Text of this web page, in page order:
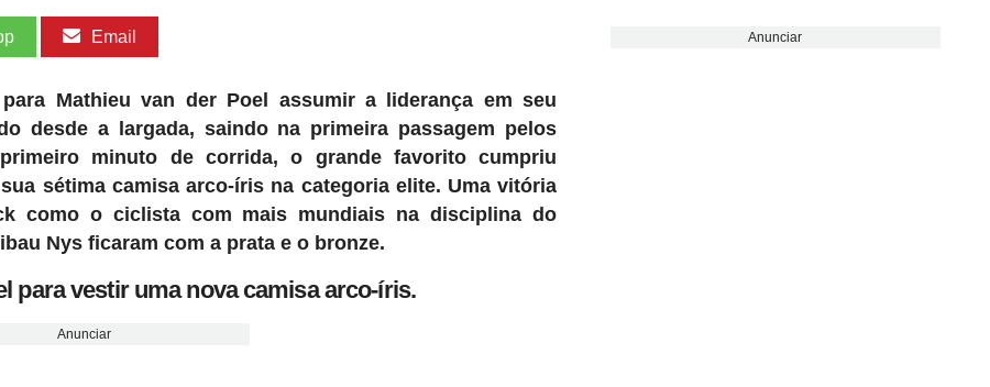
Email
Mathieu van der Poel assumir a liderança em seu
desde a largada, saindo na primeira passagem pelos
minuto de corrida, o grande favorito cumpriu
sétima camisa arco-íris na categoria elite. Uma vitória
como o ciclista com mais mundiais na disciplina do
Nys ficaram com a prata e o bronze.
para vestir uma nova camisa arco-íris.
Anunciar
Anunciar